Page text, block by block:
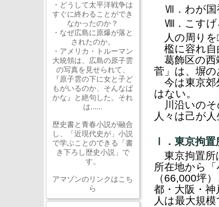
Ⅶ．わが国
Ⅷ．こすげ
人の周りを
檻に容れ自
葛飾区の西
菅」は、塀
今は東京郊
はない。
川沿いのそ
人々は己が
Ⅰ．東京拘置
東京拘置所
所在地から
（66,000坪
都・大阪・
人は最大規
・どうして太平洋戦争は
すぐに終わることができ
なかったのか？
・なぜ広島に原爆が落と
されたのか。
・アメリカ・トルーマン
大統領は、広島の原子雲
の写真を見せられて、
『原子雲の下に女と子ど
もがいるのか、そんなば
かな』と絶句した。それ
は......
歴史書と青春小説が融合
し、「近現代史が」小説
で学ぶことのできる「書
き下ろし歴史小説」で
す。
アマゾンのリンクはこち
ら